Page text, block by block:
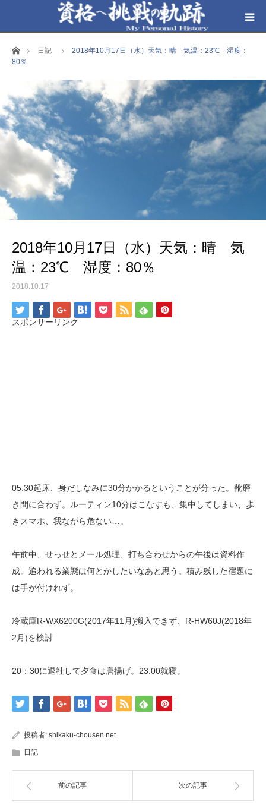
ホーム日記
2018年10月17日（水）天気：晴 気温：23℃ 湿度：
80％
2018年10月17日（水）天気：晴 気
温：23℃ 湿度：80％
2018.10.17
スポンサーリンク
05:30起床、身だしなみに30分かかるということが分った。靴磨
き間に合わず。ルーティン10分はこなすも、集中してしまい、歩
きスマホ、我ながら危ない…。
午前中、せっせとメール処理、打ち合わせからの午後は資料作
成。追われる業態は何とかしたいなあと思う。積み残した宿題に
は手が付けれず。
冷蔵庫R-WX6200G(2017年11月)搬入できず、R-HW60J(2018年
2月)を検討
20：30に退社して夕食は唐揚げ。23:00就寝。
投稿者: shikaku-chousen.net
日記
前の記事 次の記事